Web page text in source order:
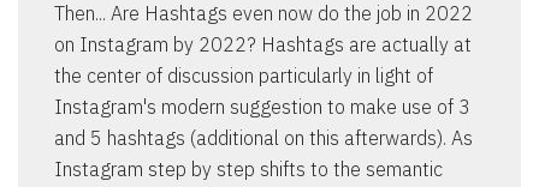
Then... Are Hashtags even now do the job in 2022
on Instagram by 2022? Hashtags are actually at
the center of discussion particularly in light of
Instagram's modern suggestion to make use of 3
and 5 hashtags (additional on this afterwards). As
Instagram step by step shifts to the semantic